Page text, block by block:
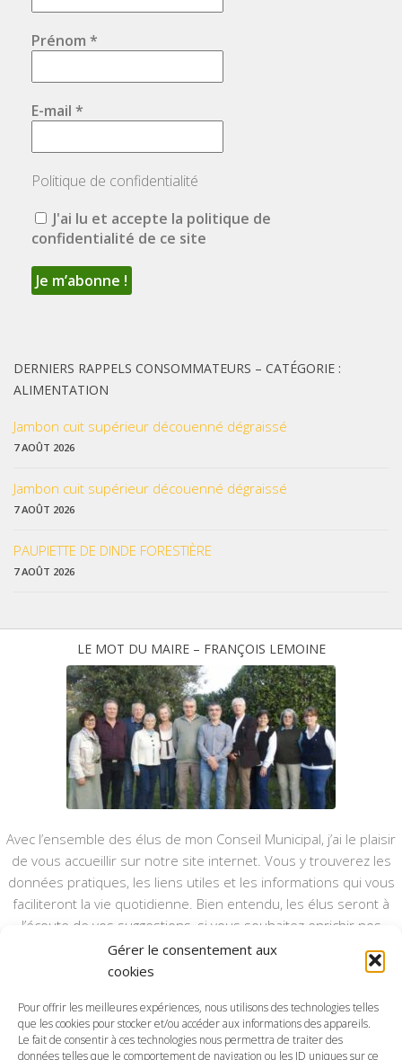
Gérer le consentement aux
cookies
Pour offrir les meilleures expériences, nous utilisons des technologies telles
que les cookies pour stocker et/ou accéder aux informations des appareils.
Le fait de consentir à ces technologies nous permettra de traiter des
données telles que le comportement de navigation ou les ID uniques sur ce
Prénom *
E-mail *
Politique de confidentialité
J'ai lu et accepte la politique de
confidentialité de ce site
DERNIERS RAPPELS CONSOMMATEURS – CATÉGORIE :
ALIMENTATION
Jambon cuit supérieur découenné dégraissé
7 AOÛT 2026
Jambon cuit supérieur découenné dégraissé
7 AOÛT 2026
PAUPIETTE DE DINDE FORESTIÈRE
7 AOÛT 2026
LE MOT DU MAIRE – FRANÇOIS LEMOINE
Avec l’ensemble des élus de mon Conseil Municipal, j’ai le plaisir
de vous accueillir sur notre site internet. Vous y trouverez les
données pratiques, les liens utiles et les informations qui vous
faciliteront la vie quotidienne. Bien entendu, les élus seront à
l’écoute de vos suggestions, si vous souhaitez enrichir nos
rubriques ou nos informations.
Ce type de communication vient en complément du bulletin
annuel, nous le ferons vivre et il sera actualisé pour mieux vous
informer.